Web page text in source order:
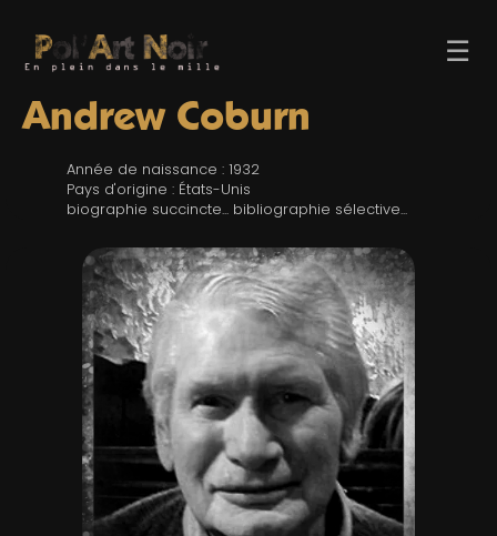
☰
TROMBINO
RECHERCHE
LIENS & FESTIVALS
UN POLAR AU HASARD
Andrew Coburn
Année de naissance : 1932
Pays d'origine : États-Unis
biographie succincte... bibliographie sélective...